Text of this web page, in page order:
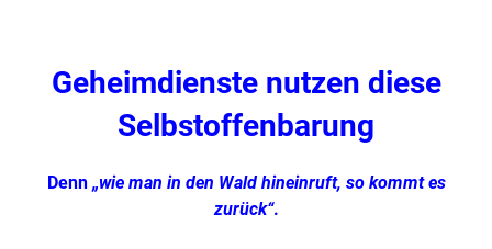
Geheimdienste nutzen diese
Selbstoffenbarung
Denn „wie man in den Wald hineinruft, so kommt es
zurück“.